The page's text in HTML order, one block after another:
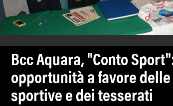
Bcc Aquara, "Conto
opportunità a favore
sportive e dei tesserati